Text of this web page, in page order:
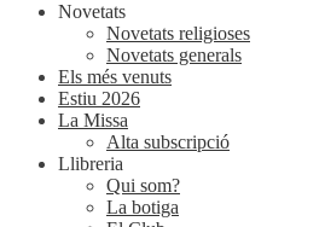
Novetats
Novetats religioses
Novetats generals
Els més venuts
Estiu 2026
La Missa
Alta subscripció
Llibreria
Qui som?
La botiga